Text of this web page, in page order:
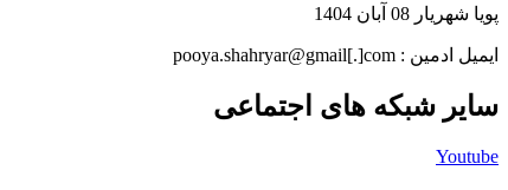
پویا شهریار 08 آبان 1404
ایمیل ادمین : pooya.shahryar@gmail[.]com
سایر شبکه های اجتماعی
Youtube